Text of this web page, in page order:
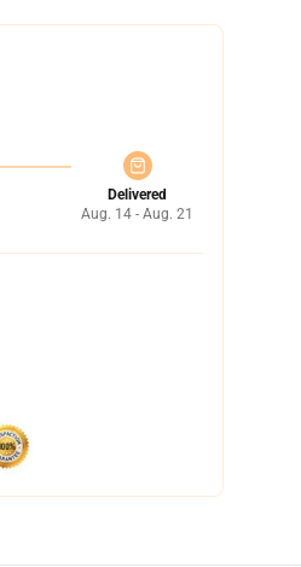
Delivered
Aug. 14 - Aug. 21